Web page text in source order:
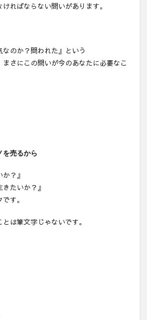
ればならない問いがあります。
のか？問われた』という
さにこの問いが今のあなたに必要なこ
を売るから
？』
たいか？』
す。
は筆文字じゃないです。